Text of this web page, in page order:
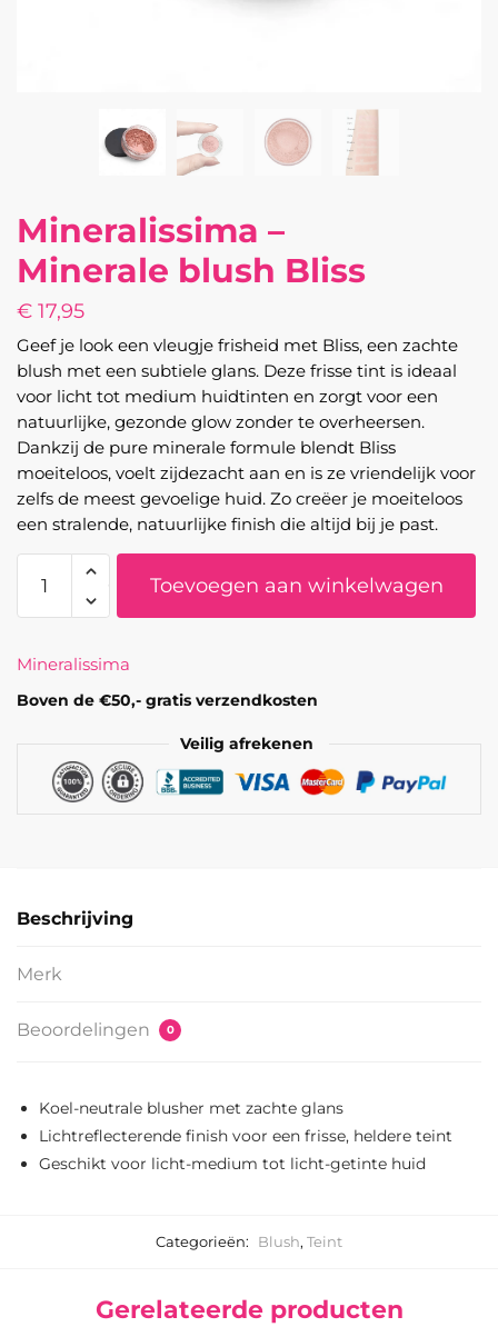
Mineralissima –
Minerale blush Bliss
€ 17,95
Geef je look een vleugje frisheid met Bliss, een zachte
blush met een subtiele glans. Deze frisse tint is ideaal
voor licht tot medium huidtinten en zorgt voor een
natuurlijke, gezonde glow zonder te overheersen.
Dankzij de pure minerale formule blendt Bliss
moeiteloos, voelt zijdezacht aan en is ze vriendelijk voor
zelfs de meest gevoelige huid. Zo creëer je moeiteloos
een stralende, natuurlijke finish die altijd bij je past.
Mineralissima
Minerale
Bliss
aantal
Toevoegen aan winkelwagen
Mineralissima
Boven de €50,- gratis verzendkosten
Veilig afrekenen
Beschrijving
Merk
Beoordelingen 0
Koel-neutrale blusher met zachte glans
Lichtreflecterende finish voor een frisse, heldere teint
Geschikt voor licht-medium tot licht-getinte huid
Categorieën: Blush, Teint
Gerelateerde producten